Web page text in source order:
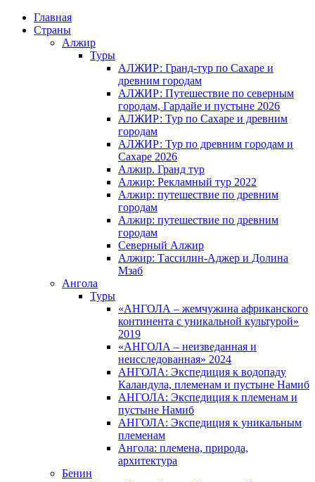
Главная
Страны
Алжир
Туры
АЛЖИР: Гранд-тур по Сахаре и
древним городам
АЛЖИР: Путешествие по северным
городам, Гардайе и пустыне 2026
АЛЖИР: Тур по Сахаре и древним
городам
АЛЖИР: Тур по древним городам и
Сахаре 2026
Алжир. Гранд тур
Алжир: Рекламный тур 2022
Алжир: путешествие по древним
городам
Алжир: путешествие по древним
городам
Северный Алжир
Алжир: Тассилин-Аджер и Долина
Мзаб
Ангола
Туры
«АНГОЛА – жемчужина африканского
континента с уникальной культурой»
2019
«АНГОЛА – неизведанная и
неисследованная» 2024
АНГОЛА: Экспедиция к водопаду
Каландула, племенам и пустыне Намиб
АНГОЛА: Экспедиция к племенам и
пустыне Намиб
АНГОЛА: Экспедиция к уникальным
племенам
Ангола: племена, природа,
архитектура
Бенин